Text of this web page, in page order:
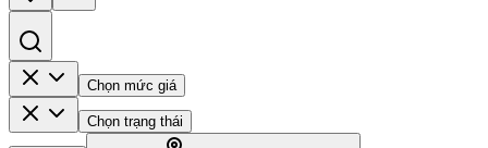
Chọn mức giá
Chọn trạng thái